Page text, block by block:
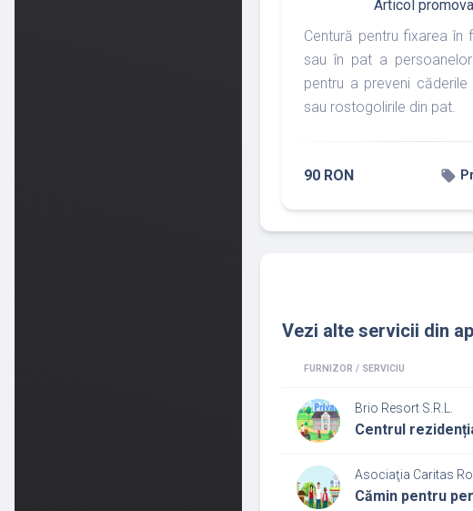
Articol
Centură pentru fixarea în
sau în pat a
pentru a preveni căderile
sau rostogolirile din pat.
90 RON local_offer
Vezi alte servicii din
FURNIZOR / SERVICIU
Brio Resort S.R.L.
Centrul
Asociaţia Caritas
Cămin pentru